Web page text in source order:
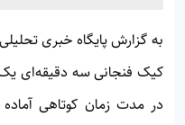
به گزارش پایگاه خبری
کیک فنجانی سه دقیقه‌ای
در مدت زمان کوتاهی